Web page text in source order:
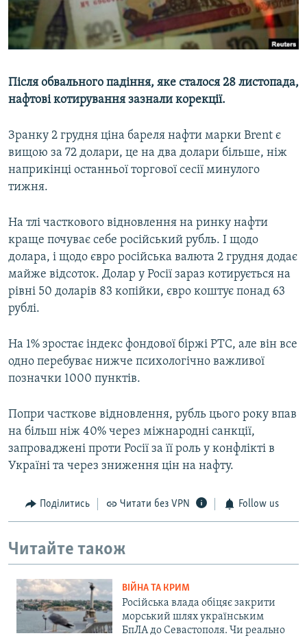
ВІДЕОУРОКИ «ELIFBE»
СВІДЧЕННЯ ОКУПАЦІЇ
ІНФОГРАФІКА
Русский
Qırımtatar
ДОЛУЧАЙСЯ!
Усі сайти RFE/RL
Після обвального падіння, яке сталося 28 листопада,
нафтові котирування зазнали корекції.
Зранку 2 грудня ціна бареля нафти марки Brent є
вищою за 72 долари, це на два долари більше, ніж
наприкінці останньої торгової сесії минулого
тижня.
На тлі часткового відновлення на ринку нафти
краще почуває себе російський рубль. І щодо
долара, і щодо євро російська валюта 2 грудня додає
майже відсоток. Долар у Росії зараз котирується на
рівні 50 доларів 83 копійки, євро коштує понад 63
рублі.
На 1% зростає індекс фондової біржі РТС, але він все
одно перебуває нижче психологічно важливої
позначки 1000 пунктів.
Попри часткове відновлення, рубль цього року впав
на більш ніж 40% через міжнародні санкції,
запроваджені проти Росії за її роль у конфлікті в
Україні та через зниження цін на нафту.
Поділитись Читати без VPN Follow us
Читайте також
ВІЙНА ТА КРИМ
Російська влада обіцяє закрити
морський шлях українським
БпЛА до Севастополя. Чи реально